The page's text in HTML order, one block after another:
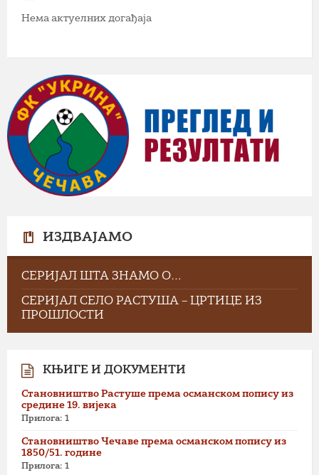
Нема актуелних догађаја
ИЗДВАЈАМО
СЕРИЈАЛ ШТА ЗНАМО О…
СЕРИЈАЛ СЕЛО РАСТУША – ЦРТИЦЕ ИЗ
ПРОШЛОСТИ
КЊИГЕ И ДОКУМЕНТИ
Становништво Растуше према османском попису из
средине 19. вијека
Прилога: 1
Становништво Чечаве према османском попису из
1850/51. године
Прилога: 1